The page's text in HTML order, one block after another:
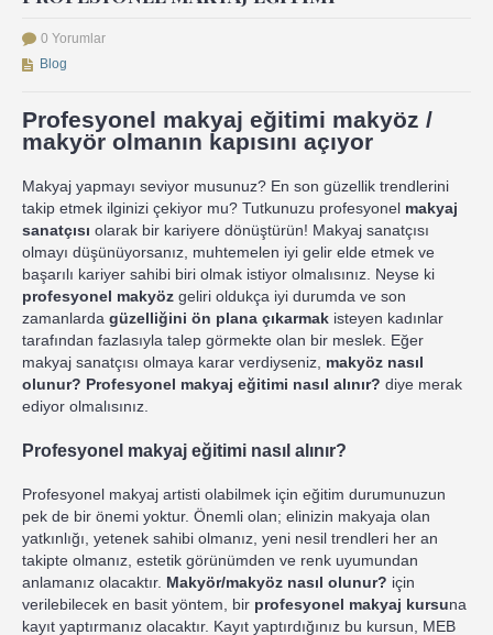
0 Yorumlar
Blog
Profesyonel makyaj eğitimi makyöz /
makyör olmanın kapısını açıyor
Makyaj yapmayı seviyor musunuz? En son güzellik trendlerini
takip etmek ilginizi çekiyor mu? Tutkunuzu profesyonel makyaj
sanatçısı olarak bir kariyere dönüştürün! Makyaj sanatçısı
olmayı düşünüyorsanız, muhtemelen iyi gelir elde etmek ve
başarılı kariyer sahibi biri olmak istiyor olmalısınız. Neyse ki
profesyonel makyöz geliri oldukça iyi durumda ve son
zamanlarda güzelliğini ön plana çıkarmak isteyen kadınlar
tarafından fazlasıyla talep görmekte olan bir meslek. Eğer
makyaj sanatçısı olmaya karar verdiyseniz, makyöz nasıl
olunur? Profesyonel makyaj eğitimi nasıl alınır? diye merak
ediyor olmalısınız.
Profesyonel makyaj eğitimi nasıl alınır?
Profesyonel makyaj artisti olabilmek için eğitim durumunuzun
pek de bir önemi yoktur. Önemli olan; elinizin makyaja olan
yatkınlığı, yetenek sahibi olmanız, yeni nesil trendleri her an
takipte olmanız, estetik görünümden ve renk uyumundan
anlamanız olacaktır. Makyör/makyöz nasıl olunur? için
verilebilecek en basit yöntem, bir profesyonel makyaj kursuna
kayıt yaptırmanız olacaktır. Kayıt yaptırdığınız bu kursun, MEB